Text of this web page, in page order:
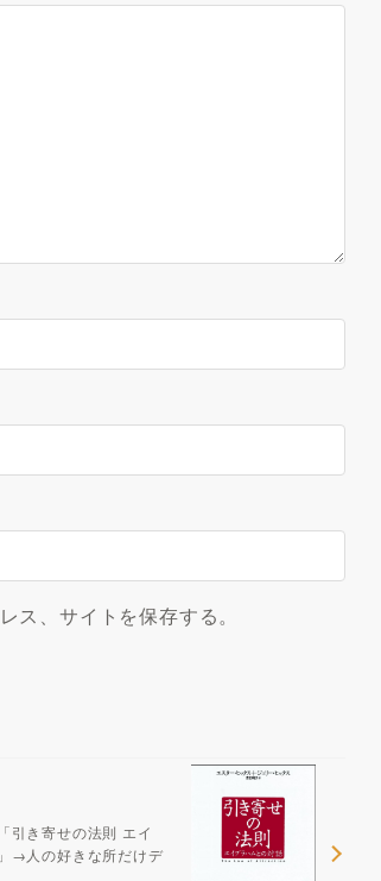
ス、サイトを保存する。
引き寄せの法則 エイ
→人の好きな所だけデ